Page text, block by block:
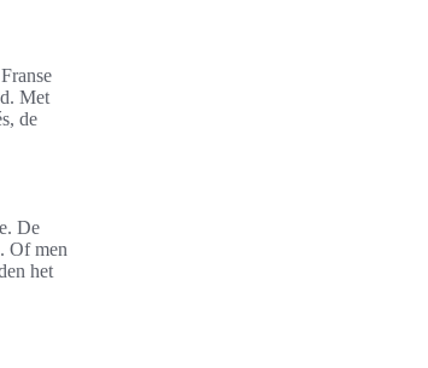
Met
de
De
Of men
het